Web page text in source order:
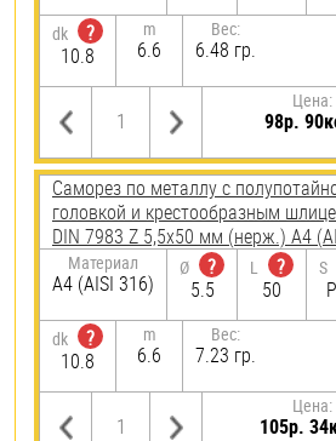
dk
?
10.8
m
6.6
Вес:
6.48 гр.
Цена:
98р.
Саморез по металлу с
головкой и крестообразным
DIN 7983 Z 5,5х50 мм (нерж.) A4
Материал
A4 (AISI 316)
Ø
?
5.5
L
?
50
S
dk
?
10.8
m
6.6
Вес:
7.23 гр.
Цена:
105р.